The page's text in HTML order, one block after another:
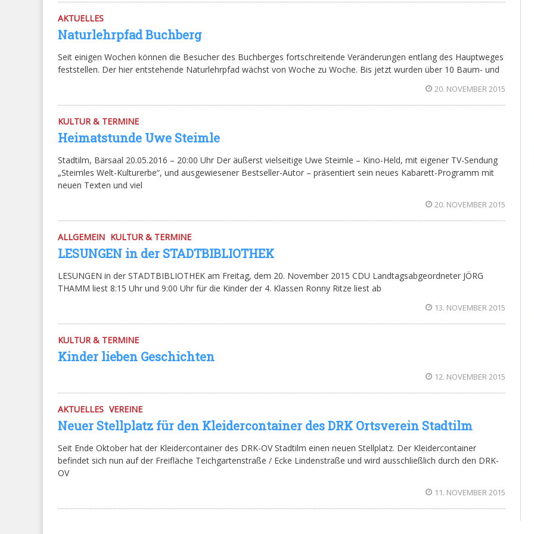
AKTUELLES
Naturlehrpfad Buchberg
Seit einigen Wochen können die Besucher des Buchberges fortschreitende Veränderungen entlang des Hauptweges
feststellen. Der hier entstehende Naturlehrpfad wächst von Woche zu Woche. Bis jetzt wurden über 10 Baum- und
20. NOVEMBER 2015
KULTUR & TERMINE
Heimatstunde Uwe Steimle
Stadtilm, Bärsaal 20.05.2016 – 20:00 Uhr Der äußerst vielseitige Uwe Steimle – Kino-Held, mit eigener TV-Sendung
„Steimles Welt-Kulturerbe“, und ausgewiesener Bestseller-Autor – präsentiert sein neues Kabarett-Programm mit
neuen Texten und viel
20. NOVEMBER 2015
ALLGEMEIN KULTUR & TERMINE
LESUNGEN in der STADTBIBLIOTHEK
LESUNGEN in der STADTBIBLIOTHEK am Freitag, dem 20. November 2015 CDU Landtagsabgeordneter JÖRG
THAMM liest 8:15 Uhr und 9:00 Uhr für die Kinder der 4. Klassen Ronny Ritze liest ab
13. NOVEMBER 2015
KULTUR & TERMINE
Kinder lieben Geschichten
12. NOVEMBER 2015
AKTUELLES VEREINE
Neuer Stellplatz für den Kleidercontainer des DRK Ortsverein Stadtilm
Seit Ende Oktober hat der Kleidercontainer des DRK-OV Stadtilm einen neuen Stellplatz. Der Kleidercontainer
befindet sich nun auf der Freifläche Teichgartenstraße / Ecke Lindenstraße und wird ausschließlich durch den DRK-
OV
11. NOVEMBER 2015